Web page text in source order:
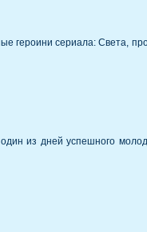
героини сериала: Света,
из дней успешного